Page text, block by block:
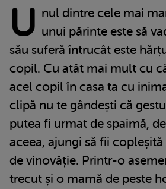
U nul dintre cele mai
unui părinte este să
său suferă întrucât este
copil. Cu atât mai mult cu
acel copil în casa ta cu
clipă nu te gândești că
putea fi urmat de spaimă,
aceea, ajungi să fii
de vinovăție. Printr-o
trecut și o mamă de peste